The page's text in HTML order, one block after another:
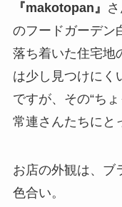
『makotopan』
のフードガーデン
落ち着いた住宅地
は少し見つけにく
ですが、その“ち
常連さんたちにと
お店の外観は、ブ
色合い。